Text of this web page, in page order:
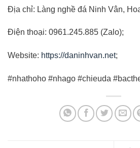
Địa chỉ: Làng nghề đá Ninh Vân,
Điện thoại: 0961.245.885 (Zalo);
Website: https://daninhvan.net;
#nhathoho #nhago #chieuda